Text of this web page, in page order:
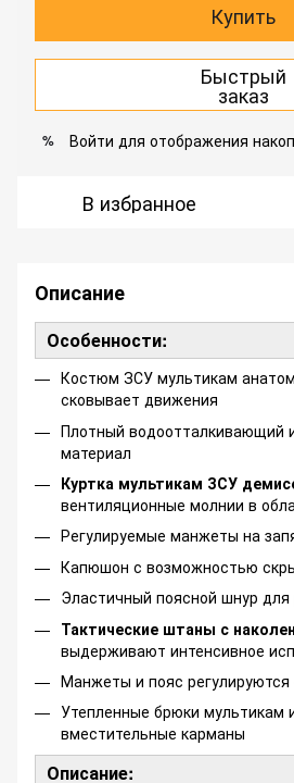
Купить
Быстрый
заказ
% Войти для отображения
В избранное
Описание
Особенности:
Костюм ЗСУ мультикам
сковывает движения
Плотный водоотталкивающий
материал
Куртка мультикам ЗСУ
вентиляционные молнии в
Регулируемые манжеты на
Капюшон с возможностью
Эластичный поясной шнур для
Тактические штаны с
выдерживают интенсивное
Манжеты и пояс
Утепленные брюки мультикам
вместительные карманы
Описание: